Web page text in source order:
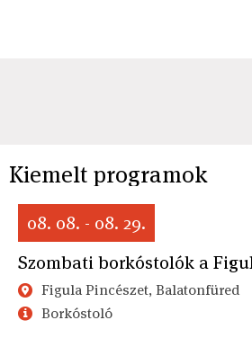
Kiemelt programok
08. 08. - 08. 29.
Szombati borkóstolók a
Figula Pincészet, Balatonfüred
Borkóstoló